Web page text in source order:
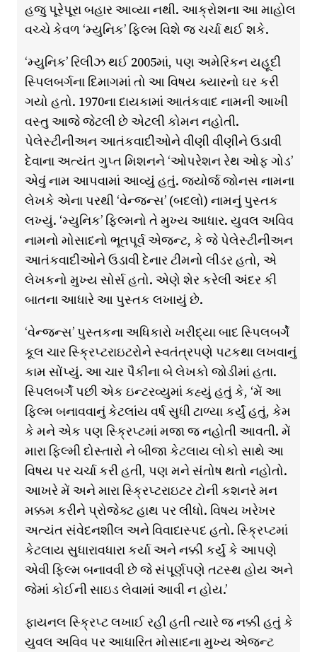
હજુ પૂરેપૂરા બહાર આવ્યા નથી. આક્રોશના આ માહોલ
વચ્ચે કેવળ ‘મ્યુનિક’ ફિલ્મ વિશે જ ચર્ચા થઈ શકે.
‘મ્યુનિક’ રિલીઝ થઈ 2005માં, પણ અમેરિકન યહૂદી
સ્પિલબર્ગના દિમાગમાં તો આ વિષય ક્યારનો ઘર કરી
ગયો હતો. 1970ના દાયકામાં આતંકવાદ નામની આખી
વસ્તુ આજે જેટલી છે એટલી કોમન નહોતી.
પેલેસ્ટીનીઅન આતંકવાદીઓને વીણી વીણીને ઉડાવી
દેવાના અત્યંત ગુપ્ત મિશનને ‘ઓપરેશન રેથ ઓફ ગોડ’
એવું નામ આપવામાં આવ્યું હતું. જ્યોર્જ જોનસ નામના
લેખકે એના પરથી ‘વેન્જન્સ’ (બદલો) નામનું પુસ્તક
લખ્યું. ‘મ્યુનિક’ ફિલ્મનો તે મુખ્ય આધાર. યુવલ અવિવ
નામનો મોસાદનો ભૂતપૂર્વ એજન્ટ, કે જે પેલેસ્ટીનીઅન
આતંકવાદીઓને ઉડાવી દેનાર ટીમનો લીડર હતો, એ
લેખકનો મુખ્ય સોર્સ હતો. એણે શેર કરેલી અંદર કી
બાતના આધારે આ પુસ્તક લખાયું છે.
‘વેન્જન્સ’ પુસ્તકના અધિકારો ખરીદ્યા બાદ સ્પિલબર્ગે
કૂલ ચાર સ્ક્રિપ્ટરાઇટરોને સ્વતંત્રપણે પટકથા લખવાનું
કામ સોંપ્યું. આ ચાર પૈકીના બે લેખકો જોડીમાં હતા.
સ્પિલબર્ગે પછી એક ઇન્ટરવ્યુમાં કહ્યું હતું કે, ‘મેં આ
ફિલ્મ બનાવવાનું કેટલાંય વર્ષ સુધી ટાળ્યા કર્યું હતું, કેમ
કે મને એક પણ સ્ક્રિપ્ટમાં મજા જ નહોતી આવતી. મેં
મારા ફિલ્મી દોસ્તારો ને બીજા કેટલાય લોકો સાથે આ
વિષય પર ચર્ચા કરી હતી, પણ મને સંતોષ થતો નહોતો.
આખરે મેં અને મારા સ્ક્રિપ્ટરાઇટર ટોની કશનરે મન
મક્કમ કરીને પ્રોજેક્ટ હાથ પર લીધો. વિષય ખરેખર
અત્યંત સંવેદનશીલ અને વિવાદાસ્પદ હતો. સ્ક્રિપ્ટમાં
કેટલાય સુધારાવધારા કર્યા અને નક્કી કર્યું કે આપણે
એવી ફિલ્મ બનાવવી છે જે સંપૂર્ણપણે તટસ્થ હોય અને
જેમાં કોઈની સાઇડ લેવામાં આવી ન હોય.’
ફાયનલ સ્ક્રિપ્ટ લખાઈ રહી હતી ત્યારે જ નક્કી હતું કે
યુવલ અવિવ પર આધારિત મોસાદના મુખ્ય એજન્ટ